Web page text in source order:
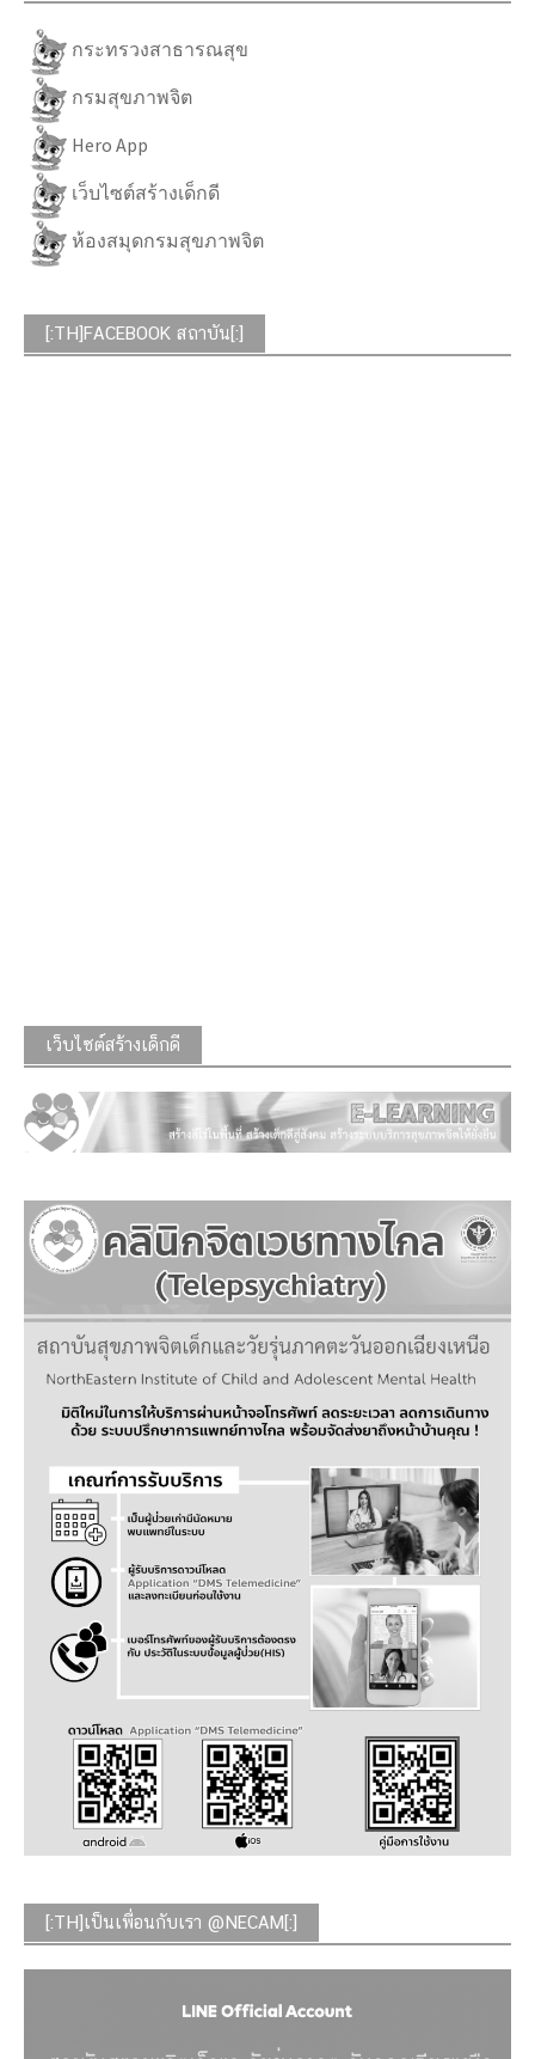
กระทรวงสาธารณสุข
กรมสุขภาพจิต
Hero App
เว็บไซต์สร้างเด็กดี
ห้องสมุดกรมสุขภาพจิต
[:TH]FACEBOOK สถาบัน[:]
เว็บไซต์สร้างเด็กดี
[:TH]เป็นเพื่อนกับเรา @NECAM[:]